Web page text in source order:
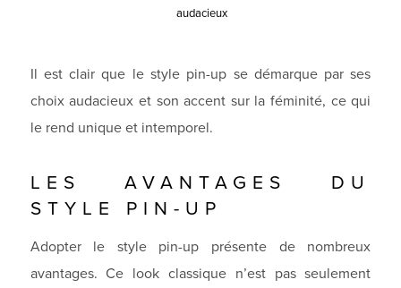
audacieux
Il est clair que le style pin-up se démarque par ses
choix audacieux et son accent sur la féminité, ce qui
le rend unique et intemporel.
LES AVANTAGES DU
STYLE PIN-UP
Adopter le style pin-up présente de nombreux
avantages. Ce look classique n’est pas seulement